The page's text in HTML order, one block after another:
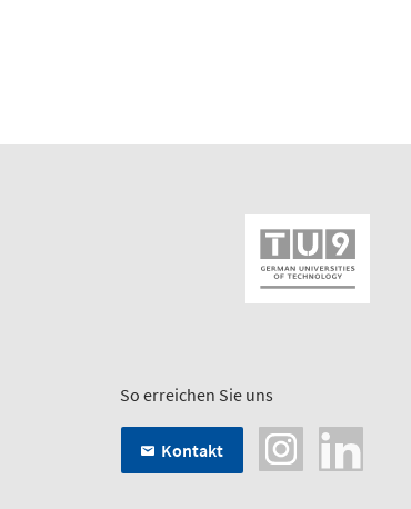
So erreichen Sie uns
Kontakt